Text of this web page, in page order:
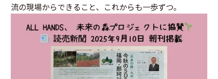
流の現場からできること、これからも一歩ずつ。